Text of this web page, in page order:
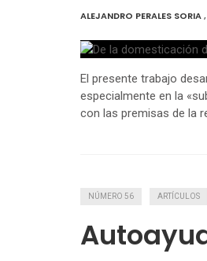
ALEJANDRO PERALES SORIA,
El presente trabajo
especialmente en la
con las premisas de la
NÚMERO 56 ARTÍCULOS